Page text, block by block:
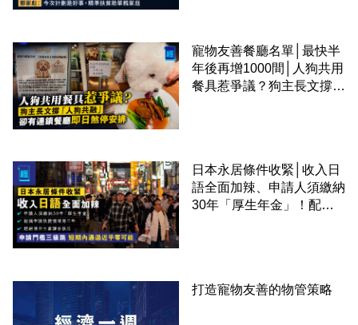
寵物友善餐廳名單│最快半
年後再增1000間│人狗共用
餐具惹爭議？狗主長文撐
日本永居條件收緊│收入日
語全面加辣、申請人須繳納
30年「厚生年金」！配偶
打造寵物友善的物管策略